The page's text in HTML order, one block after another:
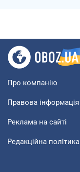
Про компанію
Правова інформація
Реклама на сайті
Редакційна політика